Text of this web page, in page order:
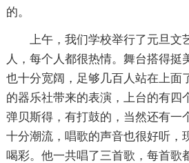
的。
上午，我们学校举行了元旦
人，每个人都很热情。舞台搭得挺
也十分宽阔，足够几百人站在上面
的器乐社带来的表演，上台的有四
弹贝斯得，有打鼓的，当然还有一
十分潮流，唱歌的声音也很好听，
喝彩。他一共唱了三首歌，每首歌